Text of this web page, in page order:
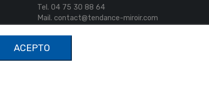
Tel. 04 75 30 88 64
Mail. contact@tendance-miroir.com
ACEPTO